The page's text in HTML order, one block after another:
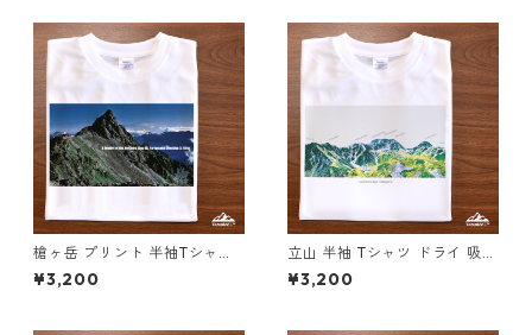
槍ヶ岳 プリント 半袖Tシャツ
ドライ 吸水速乾 山 登山 ホワ
イト 白 スポーツ
¥3,200
立山 半袖 Tシャツ ドライ 吸水
速乾 山 登山 アウトドア 山Tシ
ャツ 山のイラスト（ホワイト
¥3,200